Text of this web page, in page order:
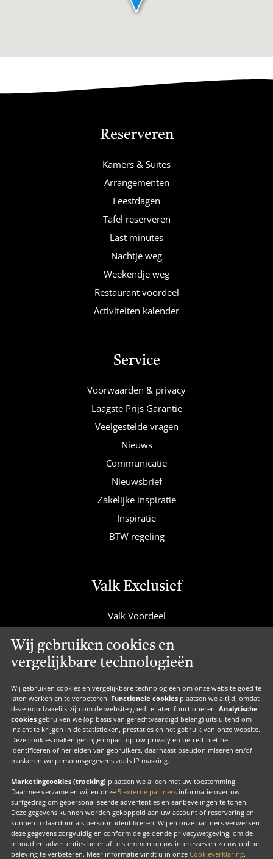
Wij gebruiken cookies en
vergelijkbare technologieën
Wij gebruiken cookies en vergelijkbare technologieën om onze website goed te
laten werken en te verbeteren. Functionele cookies plaatsen we altijd, omdat
deze noodzakelijk zijn om de website goed te laten functioneren. Analytische
cookies gebruiken we (op basis van gerechtvaardigd belang) uitsluitend om
inzicht te krijgen in de statistieken, prestaties en het gebruik van onze website.
Deze cookies maken geringe impact op uw privacy en betreft niet het
identificeren of herleiden van gebruikers, daarnaast pseudonimiseren en/of
maskeren we persoonsgegevens zoals IP masking.
Marketingcookies (tracking) plaatsen we alleen met uw toestemming.
Daarmee verzamelen wij en onze 5 externe partners informatie over uw
surfgedrag om gepersonaliseerde advertenties en aanbevelingen te tonen.
Deze gegevens kunnen worden gekoppeld aan uw account of reservering en
kunnen u daardoor als persoon identificeren. Wij en onze partners verwerken
deze gegevens zorgvuldig en conform de geldende privacywetgeving, om de
inhoud en advertenties beter af te stemmen op uw interesses en zo uw online
beleving te verbeteren. Meer informatie vindt u in onze Cookieverklaring.
Reserveren
Kamers & Suites
Arrangementen
Feestdagen
Tafel reserveren
Last minutes
Nachtje weg
Weekendje weg
Restaurant voordeel
Activiteiten kalender
Service
Voorwaarden & privacy
Laagste Prijs Garantie
Veelgestelde vragen
Nieuws
Communicatie
Nieuwsbrief
Zakelijke inspiratie
Inspiratie
BTW regeling
Valk Exclusief
Valk Voordeel
Valk Suites
Valk Jobs
Valk Exclusief Membership
Valk Voor Thuis
Valk Exclusief Zakelijk
MVO
Contact
FacebookInstagramLinkedIn